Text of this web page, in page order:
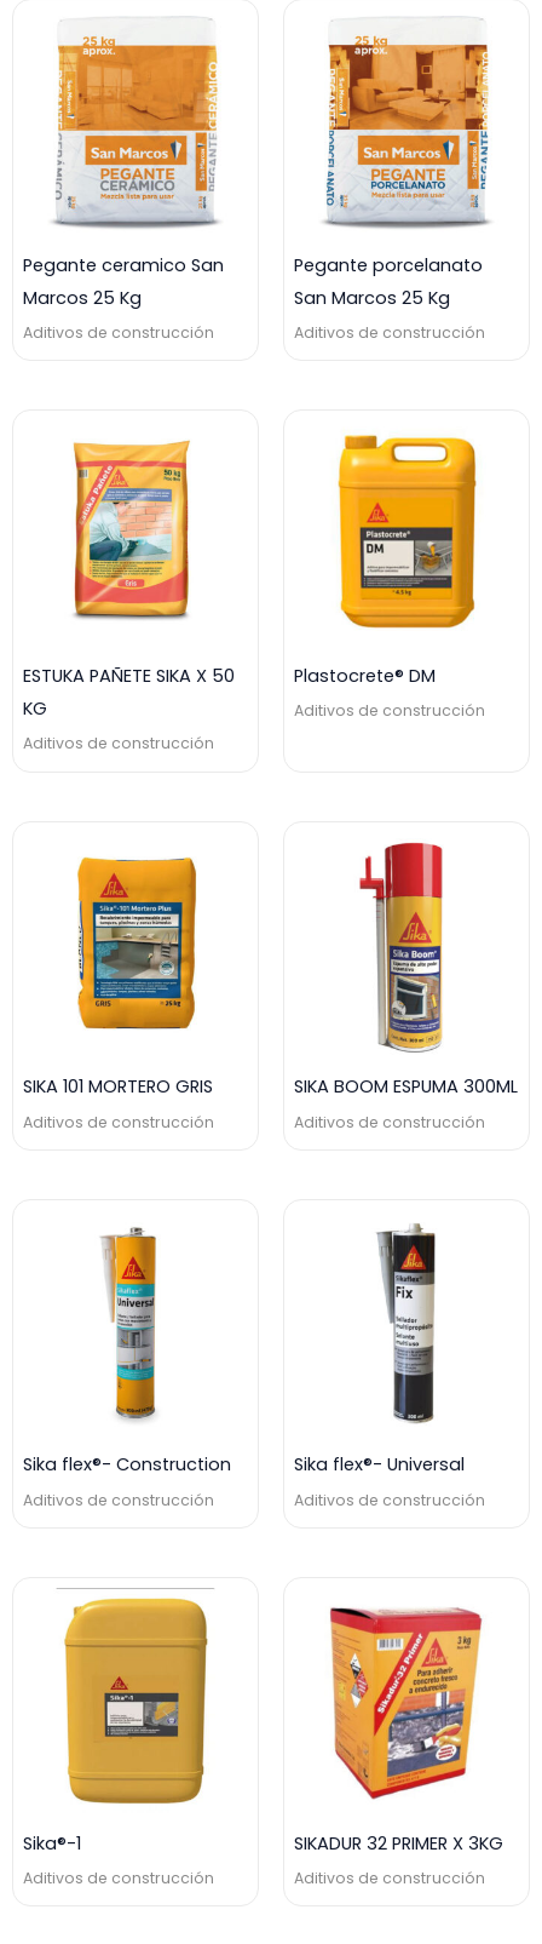
Pegante ceramico San
Marcos 25 Kg
Aditivos de construcción
Pegante porcelanato
San Marcos 25 Kg
Aditivos de construcción
ESTUKA PAÑETE SIKA X 50
KG
Aditivos de construcción
Plastocrete® DM
Aditivos de construcción
SIKA 101 MORTERO GRIS
Aditivos de construcción
SIKA BOOM ESPUMA 300ML
Aditivos de construcción
Sika flex®- Construction
Aditivos de construcción
Sika flex®- Universal
Aditivos de construcción
Sika®-1
Aditivos de construcción
SIKADUR 32 PRIMER X 3KG
Aditivos de construcción